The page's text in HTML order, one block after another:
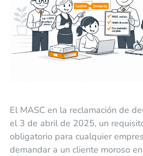
El MASC en la reclamación de
el 3 de abril de 2025, un
obligatorio para cualquier
demandar a un cliente moroso